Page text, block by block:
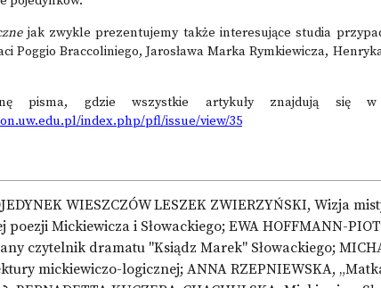
jak zwykle prezentujemy także interesujące studia
Poggio Braccoliniego, Jarosława Marka Rymkiewicza,
pisma, gdzie wszystkie artykuły znajdują się w
index.php/pfl/issue/view/35
WIESZCZÓW LESZEK ZWIERZYŃSKI, Wizja
Mickiewicza i Słowackiego; EWA HOFFMANN-
czytelnik dramatu "Ksiądz Marek" Słowackiego;
mickiewiczo-logicznej; ANNA RZEPNIEWSKA,